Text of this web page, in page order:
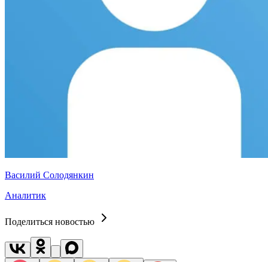
Василий Солодянкин
Аналитик
Поделиться новостью